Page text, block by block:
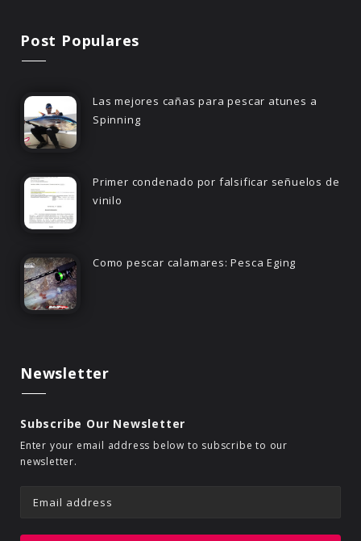
Post Populares
Las mejores cañas para pescar atunes a
Spinning
Primer condenado por falsificar señuelos de
vinilo
Como pescar calamares: Pesca Eging
Newsletter
Subscribe Our Newsletter
Enter your email address below to subscribe to our
newsletter.